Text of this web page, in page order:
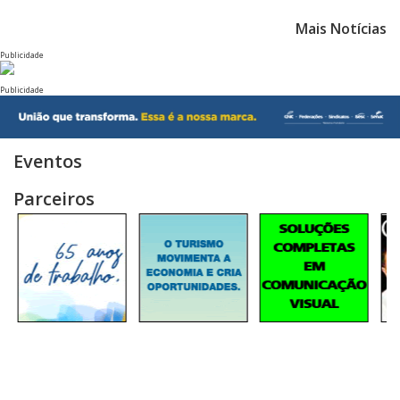
Mais Notícias
Publicidade
Publicidade
Eventos
Parceiros